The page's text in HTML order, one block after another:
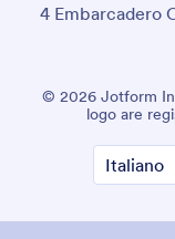
4 Embarcadero
© 2026 Jotform
logo are